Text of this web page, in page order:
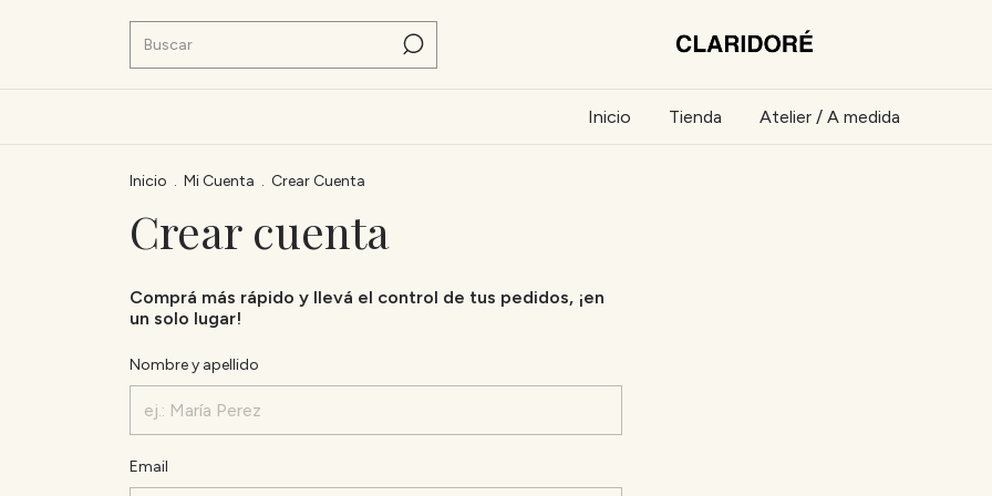
Inicio Tienda Atelier / A medida
Inicio . Mi Cuenta . Crear Cuenta
Crear cuenta
Comprá más rápido y llevá el control de tus pedidos, ¡en
un solo lugar!
Nombre y apellido
Email